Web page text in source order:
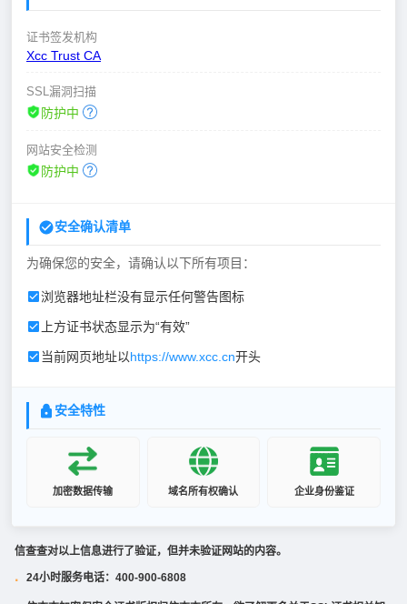
证书签发机构
Xcc Trust CA
SSL漏洞扫描
防护中
网站安全检测
防护中
安全确认清单
为确保您的安全，请确认以下所有项目：
浏览器地址栏没有显示任何警告图标
上方证书状态显示为“有效”
当前网页地址以https://www.xcc.cn开头
安全特性
加密数据传输 域名所有权确认 企业身份鉴证
信查查对以上信息进行了验证，但并未验证网站的内容。
· 24小时服务电话：400-900-6808